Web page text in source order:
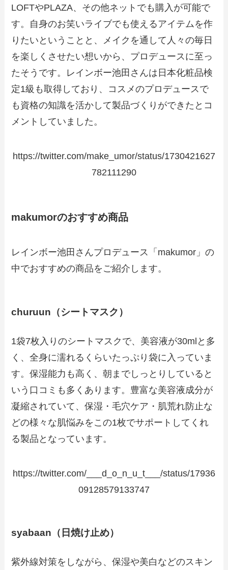
LOFTやPLAZA、その他ネットでも購入が可能で
す。自身のお笑いライブでも使えるアイテムを作
りたいということと、メイクを通して人々の毎日
を楽しくさせたい想いから、プロデュースに至っ
たそうです。レインボー池田さんは日本化粧品検
定1級も取得しており、コスメのプロデュースで
も資格の知識を活かして製品づくりができたとコ
メントしていました。
https://twitter.com/make_umor/status/1730421627
782111290
makumorのおすすめ商品
レインボー池田さんプロデュース「makumor」の
中でおすすめの商品をご紹介します。
churuun（シートマスク）
1袋7枚入りのシートマスクで、美容液が30mlと多
く、全身に濡れるくらいたっぷり袋に入っていま
す。保湿能力も高く、朝までしっとりしていると
いう口コミも多くあります。豊富な美容液成分が
凝縮されていて、保湿・毛穴ケア・肌荒れ防止な
どの様々な肌悩みをこの1枚でサポートしてくれ
る製品となっています。
https://twitter.com/___d_o_n_u_t___/status/17936
09128579133747
syabaan（日焼け止め）
紫外線対策をしながら、保湿や美白などのスキン